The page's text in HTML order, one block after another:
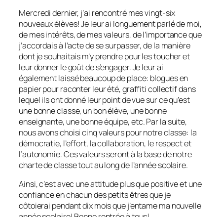
Mercredi dernier, j’ai rencontré mes vingt-six
nouveaux élèves! Je leur ai longuement parlé de moi,
de mes intérêts, de mes valeurs, de l’importance que
j’accordais à l’acte de se surpasser, de la manière
dont je souhaitais m’y prendre pour les toucher et
leur donner le goût de s’engager. Je leur ai
également laissé beaucoup de place: blogues en
papier pour raconter leur été, graffiti collectif dans
lequel ils ont donné leur point de vue sur ce qu’est
une bonne classe, un bon élève, une bonne
enseignante, une bonne équipe, etc. Par la suite,
nous avons choisi cinq valeurs pour notre classe: la
démocratie, l’effort, la collaboration, le respect et
l’autonomie. Ces valeurs seront à la base de notre
charte de classe tout au long de l’année scolaire.
Ainsi, c’est avec une attitude plus que positive et une
confiance en chacun des petits êtres que je
côtoierai pendant dix mois que j’entame ma nouvelle